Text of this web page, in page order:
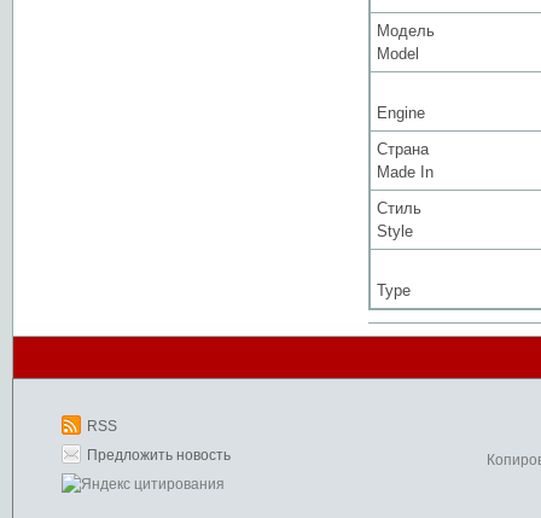
Модель
Model
Engine
Страна
Made In
Стиль
Style
Type
RSS
Предложить новость